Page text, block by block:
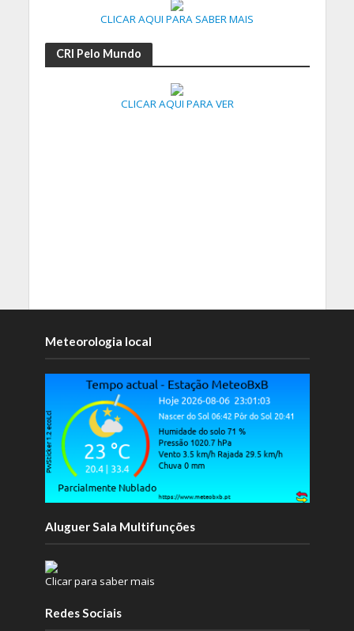
CLICAR AQUI PARA SABER MAIS
CRI Pelo Mundo
CLICAR AQUI PARA VER
Meteorologia local
Aluguer Sala Multifunções
Clicar para saber mais
Redes Sociais